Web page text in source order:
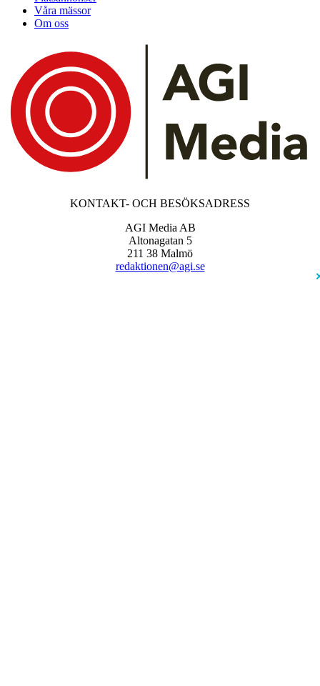
Våra mässor
Om oss
KONTAKT- OCH BESÖKSADRESS
AGI Media AB
Altonagatan 5
211 38 Malmö
redaktionen@agi.se